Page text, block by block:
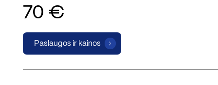
70 €
Paslaugos ir kainos